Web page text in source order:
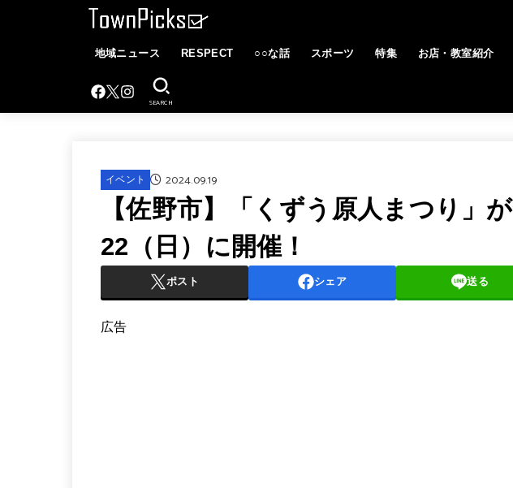
地域ニュース RESPECT ○○な話 スポーツ 特集 お店・教室紹介
SEARCH
イベント 2024.09.19
【佐野市】「くずう原人まつり」
22（日）に開催！
ポスト シェア 送る
広告